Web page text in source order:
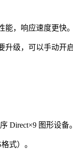
，响应速度更快。
级，可以手动开启
图形设备。
式）。